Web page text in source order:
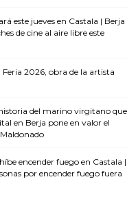
este jueves en Castala | Berja
de cine al aire libre este
Feria 2026, obra de la artista
del marino virgitano que
en Berja pone en valor el
encender fuego en Castala |
por encender fuego fuera